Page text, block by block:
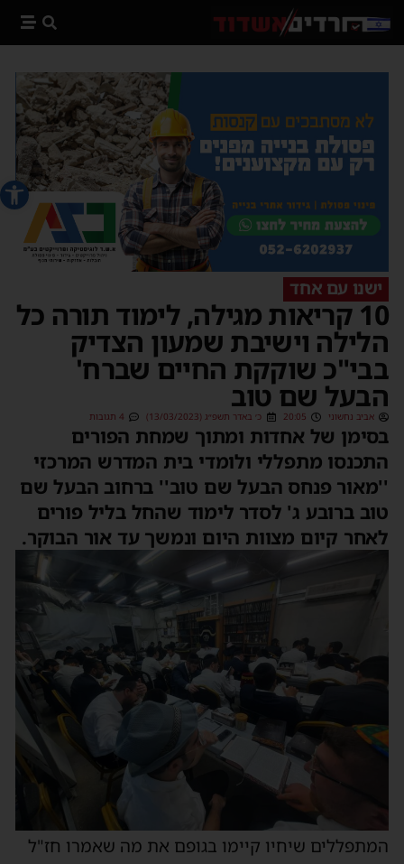
פתח
ישנו עם אחד
10 קריאות מגילה, לימוד תורה כל
הלילה וישיבת שמעון הצדיק
בבי"כ שוקקת החיים שברח'
הבעל שם טוב
אביב נחשוני 20:05 כ׳ באדר תשפ״ג (13/03/2023) 4 תגובות
בסימן של אחדות ומתוך שמחת הפורים
התכנסו מתפללי ולומדי בית המדרש המרכזי
''מאור פנחס הבעל שם טוב'' ברחוב הבעל שם
טוב ברובע ג' לסדר לימוד שהחל בליל פורים
לאחר קיום מצוות היום ונמשך עד אור הבוקר.
המתפללים שיחיו קיימו בגופם את מה שאמרו חז"ל